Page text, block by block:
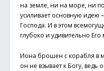
на земле, ни на море, ни
усиливает основную идею
Господа. И в этом
глубоко и удивительно
Иона брошен с корабля в
он не взывает к Богу,